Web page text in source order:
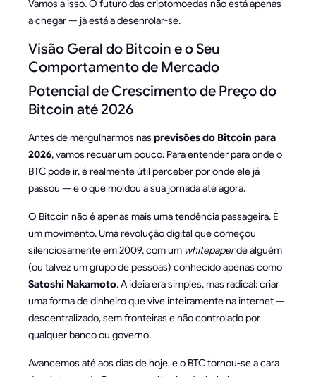
Vamos a isso. O futuro das criptomoedas não está apenas
a chegar — já está a desenrolar-se.
Visão Geral do Bitcoin e o Seu
Comportamento de Mercado
Potencial de Crescimento de Preço do
Bitcoin até 2026
Antes de mergulharmos nas previsões do Bitcoin para
2026, vamos recuar um pouco. Para entender para onde o
BTC pode ir, é realmente útil perceber por onde ele já
passou — e o que moldou a sua jornada até agora.
O Bitcoin não é apenas mais uma tendência passageira. É
um movimento. Uma revolução digital que começou
silenciosamente em 2009, com um whitepaperde alguém
(ou talvez um grupo de pessoas) conhecido apenas como
Satoshi Nakamoto. A ideia era simples, mas radical: criar
uma forma de dinheiro que vive inteiramente na internet —
descentralizado, sem fronteiras e não controlado por
qualquer banco ou governo.
Avancemos até aos dias de hoje, e o BTC tornou-se a cara